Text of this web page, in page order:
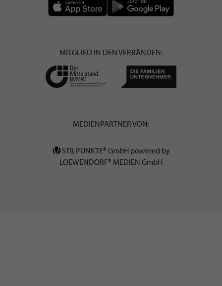
MITGLIED IN DEN VERBÄNDEN:
MEDIENPARTNER VON:
STILPUNKTE® GmbH powered by
LOEWENDORF® MEDIEN GmbH